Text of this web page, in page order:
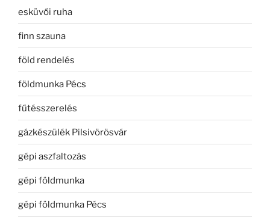
esküvői ruha
finn szauna
föld rendelés
földmunka Pécs
fűtésszerelés
gázkészülék Pilsivörösvár
gépi aszfaltozás
gépi földmunka
gépi földmunka Pécs